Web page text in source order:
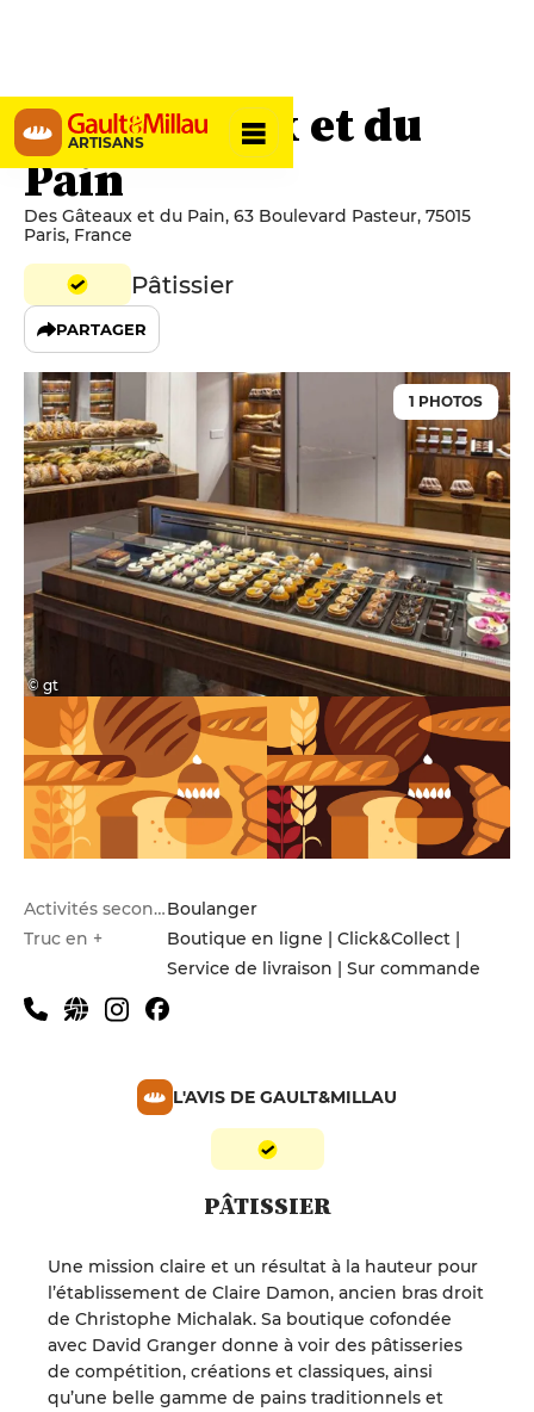
ARTISANS
Des Gâteaux et du
Pain
Des Gâteaux et du Pain, 63 Boulevard Pasteur, 75015
Paris, France
Pâtissier
PARTAGER
© gt
1 PHOTOS
Activités secondairesBoulanger
Truc en +
Boutique en ligne | Click&Collect |
Service de livraison | Sur commande
L'AVIS DE GAULT&MILLAU
PÂTISSIER
Une mission claire et un résultat à la hauteur pour
l’établissement de Claire Damon, ancien bras droit
de Christophe Michalak. Sa boutique cofondée
avec David Granger donne à voir des pâtisseries
de compétition, créations et classiques, ainsi
qu’une belle gamme de pains traditionnels et